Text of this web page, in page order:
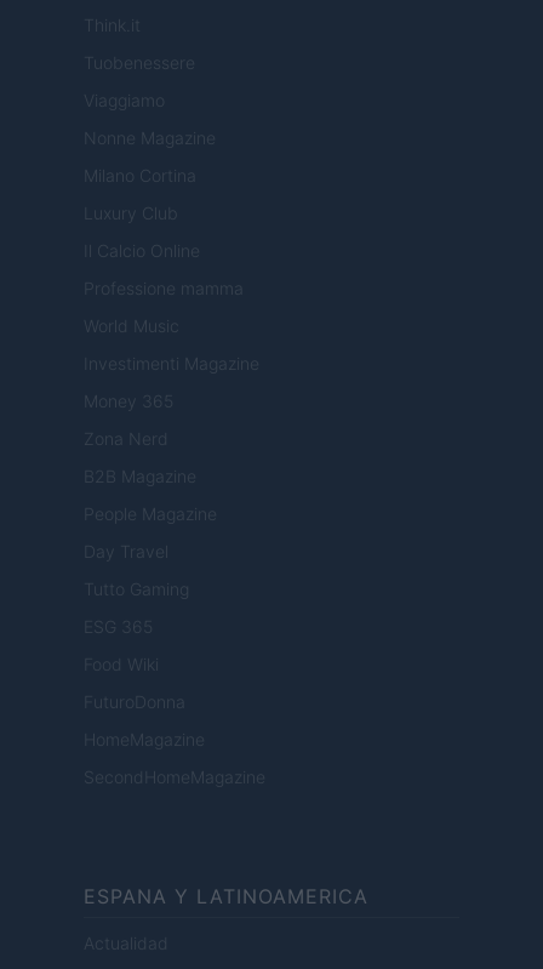
Think.it
Tuobenessere
Viaggiamo
Nonne Magazine
Milano Cortina
Luxury Club
Il Calcio Online
Professione mamma
World Music
Investimenti Magazine
Money 365
Zona Nerd
B2B Magazine
People Magazine
Day Travel
Tutto Gaming
ESG 365
Food Wiki
FuturoDonna
HomeMagazine
SecondHomeMagazine
ESPANA Y LATINOAMERICA
Actualidad